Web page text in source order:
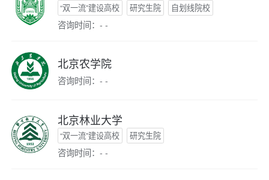
“双一流”建设高校 研究生院 自划线院校
咨询时间：- -
北京农学院
咨询时间：- -
北京林业大学
“双一流”建设高校 研究生院
咨询时间：- -